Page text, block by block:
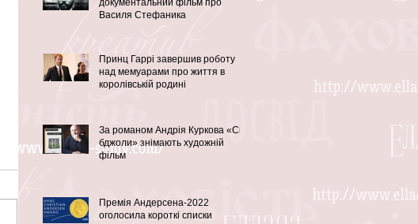
Василя Стефаника
Принц Гаррі завершив роботу
над мемуарами про життя в
королівській родині
За романом Андрія Куркова «Сірі
бджоли» знімають художній
фільм
Премія Андерсена-2022
оголосила короткі списки